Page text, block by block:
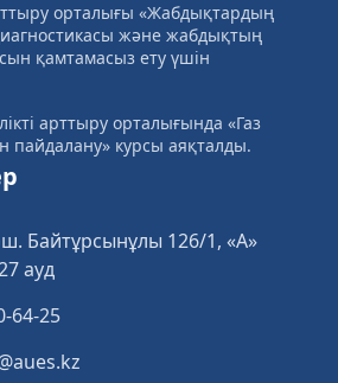
орталығы «Жабдықтардың
және жабдықтың
қамтамасыз ету үшін
арттыру орталығында «Газ
пайдалану» курсы аяқталды.
Байтұрсынұлы 126/1, «А»
ауд
64-25